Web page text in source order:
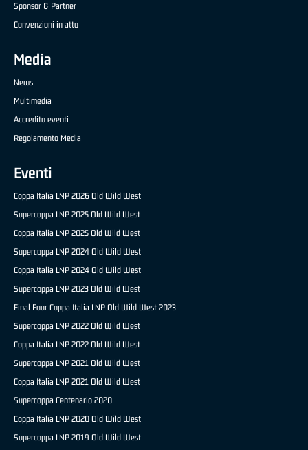
Sponsor & Partner
Convenzioni in atto
Media
News
Multimedia
Accredito eventi
Regolamento Media
Eventi
Coppa Italia LNP 2026 Old Wild West
Supercoppa LNP 2025 Old Wild West
Coppa Italia LNP 2025 Old Wild West
Supercoppa LNP 2024 Old Wild West
Coppa Italia LNP 2024 Old Wild West
Supercoppa LNP 2023 Old Wild West
Final Four Coppa Italia LNP Old Wild West 2023
Supercoppa LNP 2022 Old Wild West
Coppa Italia LNP 2022 Old Wild West
Supercoppa LNP 2021 Old Wild West
Coppa Italia LNP 2021 Old Wild West
Supercoppa Centenario 2020
Coppa Italia LNP 2020 Old Wild West
Supercoppa LNP 2019 Old Wild West